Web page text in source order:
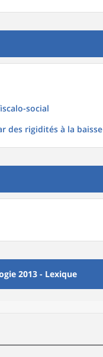
social
des rigidités à la baisse
2013 - Lexique